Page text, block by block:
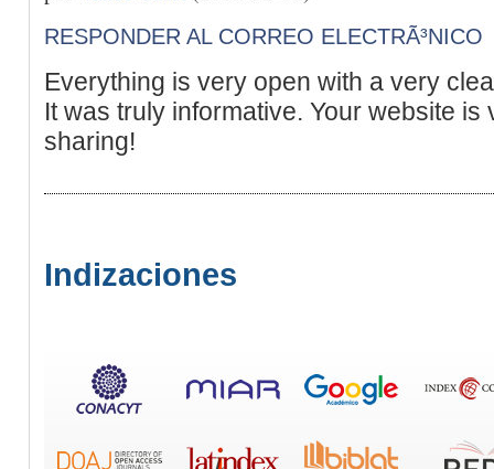
RESPONDER AL CORREO ELECTRÃ³NICO
Everything is very open with a very
It was truly informative. Your website
sharing!
Indizaciones